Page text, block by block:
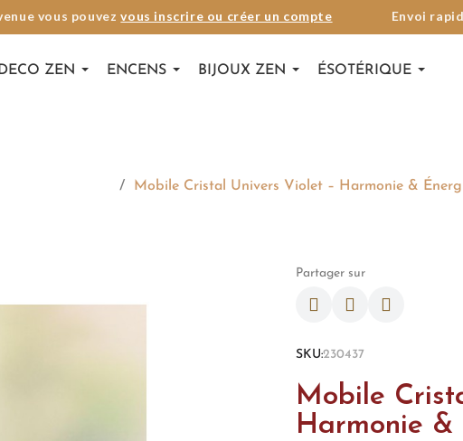
vous pouvez vous inscrire ou créer un compte Envoi
DECO ZEN ENCENS BIJOUX ZEN ÉSOTÉRIQUE
Mobile Cristal Univers Violet – Harmonie &
Partager sur
SKU 230437
Mobile
Harmonie &